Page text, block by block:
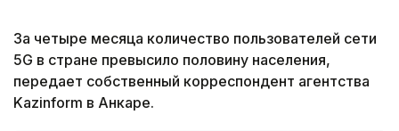
За четыре месяца количество пользователей сети
5G в стране превысило половину населения,
передает собственный корреспондент агентства
Kazinform в Анкаре.